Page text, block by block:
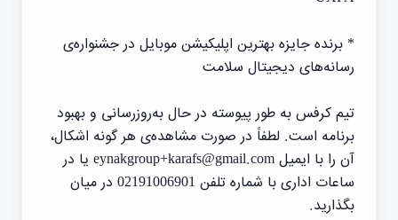
* برنده جایزه بهترین اپلیکیشن موبایل در جشنواره‌ی
رسانه‌های دیجیتال سلامت
تیم کرفس به طور پیوسته در حال به‌روزرسانی و بهبود
برنامه است. لطفاً در صورت مشاهده‌ی‌ هر گونه اشکال،
آن را با ایمیل eynakgroup+karafs@gmail.com یا در
ساعات اداری با شماره تلفن 02191006901 در میان
بگذارید.